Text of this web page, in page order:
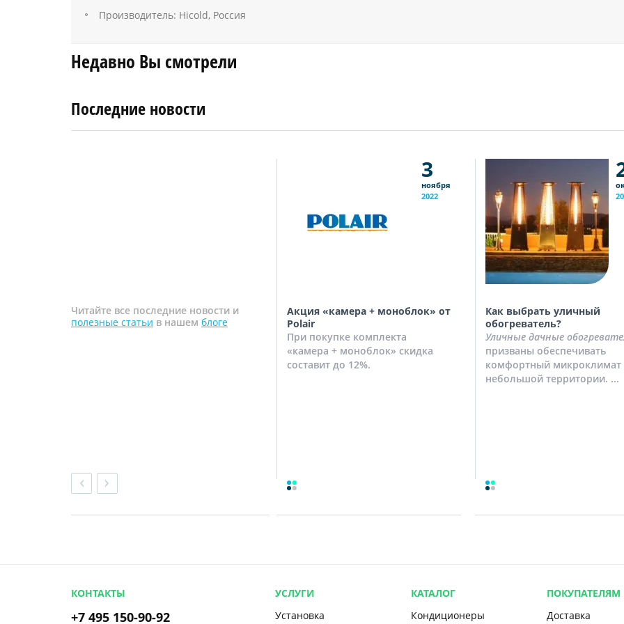
Производитель: Hicold, Россия
Недавно Вы смотрели
Последние новости
Читайте все последние новости и
полезные статьи в нашем блоге
Цены на стандартный монтаж
снижены с 26.01.18 по 28.02.18
3
ноября
2022
Акция «камера + моноблок» от
Polair
При покупке комплекта
«камера + моноблок» скидка
составит до 12%.
Как выбрать уличный
обогреватель?
Уличные дачные
призваны обеспечивать
комфортный микроклимат
небольшой территории. ...
КОНТАКТЫ
+7 495 150-90-92
УСЛУГИ
Установка
КАТАЛОГ
Кондиционеры
ПОКУПАТЕЛЯМ
Доставка